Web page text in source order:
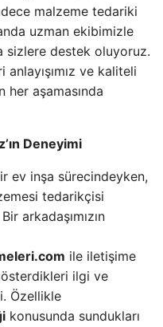
malzeme tedariki
uzman ekibimizle
sizlere destek oluyoruz.
ve kaliteli
her aşamasında
Deneyimi
ev inşa sürecindeyken,
tedarikçisi
arkadaşımızın
ile iletişime
ilgi ve
Özellikle
konusunda sundukları